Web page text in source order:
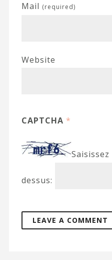
Mail (required)
Website
CAPTCHA *
dessus: